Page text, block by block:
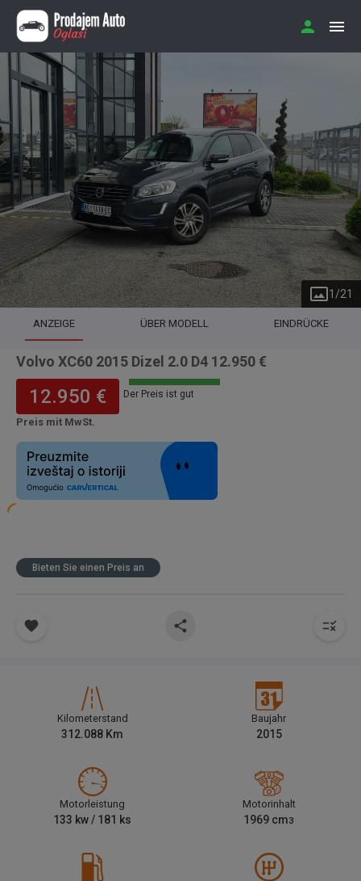
1 /21
ANZEIGE ÜBER MODELL EINDRÜCKE
Volvo XC60 2015 Dizel 2.0 D4 12.950 €
12.950 €
Preis mit MwSt.
Der Preis ist gut
Bieten Sie einen Preis an
Kilometerstand
312.088 Km
Baujahr
2015
Motorleistung
133 kw / 181 ks
Motorinhalt
1969 cm3